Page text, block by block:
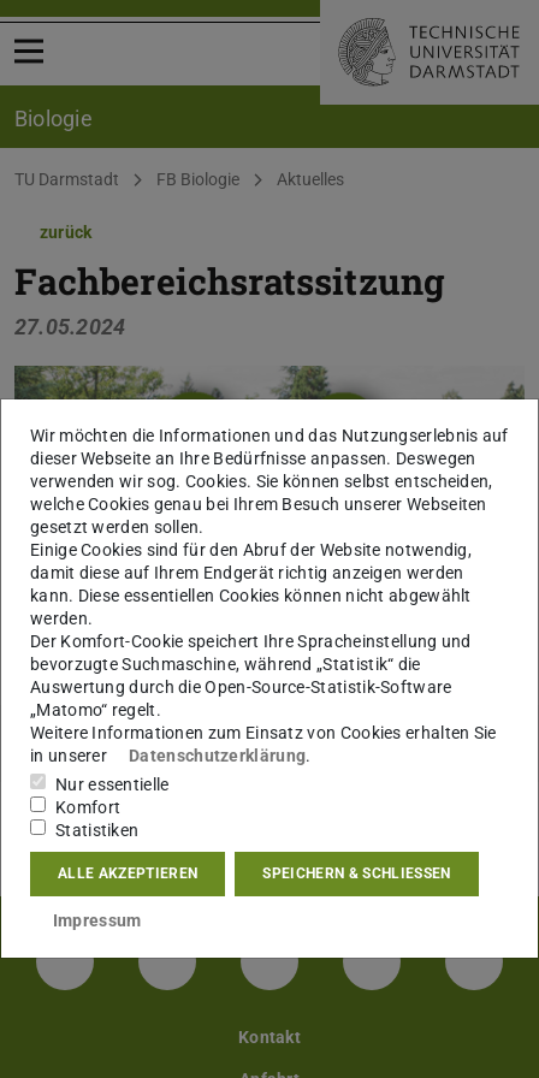
Menü öffnen
Biologie
Sie befinden sich hier:
TU Darmstadt FB Biologie Aktuelles
zurück
Fachbereichsratssitzung
27.05.2024
LinkedIn-Seite der TU Darmstadt
Instagram-Kanal der TU
Bluesky-Kanal der TU
Facebook-
Kontakt
Wir möchten die Informationen und das Nutzungserlebnis auf
dieser Webseite an Ihre Bedürfnisse anpassen. Deswegen
verwenden wir sog. Cookies. Sie können selbst entscheiden,
welche Cookies genau bei Ihrem Besuch unserer Webseiten
gesetzt werden sollen.
Einige Cookies sind für den Abruf der Website notwendig,
damit diese auf Ihrem Endgerät richtig anzeigen werden
kann. Diese essentiellen Cookies können nicht abgewählt
werden.
Der Komfort-Cookie speichert Ihre Spracheinstellung und
bevorzugte Suchmaschine, während „Statistik“ die
Auswertung durch die Open-Source-Statistik-Software
„Matomo“ regelt.
Weitere Informationen zum Einsatz von Cookies erhalten Sie
in unserer
Datenschutzerklärung.
Nur essentielle
Komfort
Statistiken
ALLE AKZEPTIEREN SPEICHERN & SCHLIESSEN
Impressum